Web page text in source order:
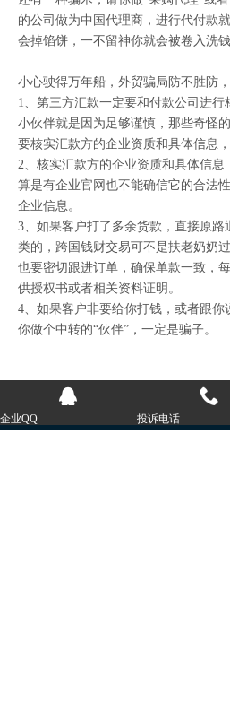
的公司做为中国代理商，进行代付款
会掉馅饼，一不留神你就会被卷入洗钱
小心驶得万年船，外贸骗局防不胜防
1、第三方汇款一定要和付款公司进
小伙伴就是因为足够谨慎，那些奇怪
要核实汇款方的企业资质和具体信息，
2、核实汇款方的企业资质和具体信
算是有企业官网也不能确信它的合法
企业信息。
3、如果客户打了多余货款，直接原路
类的，跨国钱财交易可不是扶老奶奶
也要密切跟进订单，确保单款一致，
供授权书或者相关资料证明。
4、如果客户非要给你打钱，或者跟你
你做个中转的“伙伴”，一定是骗子。
企业QQ 投诉电话